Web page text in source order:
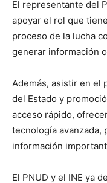
El representante del
apoyar el rol que
proceso de la lucha
generar información
Además, asistir en el
del Estado y
acceso rápido,
tecnología avanzada,
información
El PNUD y el INE ya